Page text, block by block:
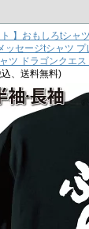
ト 】おもしろtシャ
ッセージtシャツ
ツ ドラゴンクエス
、送料無料)